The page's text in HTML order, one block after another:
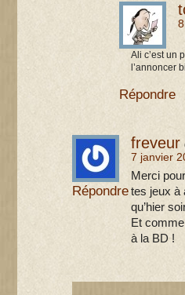
Ali c’est un
l’annoncer
Répondre
freveur
7 janvier
Merci
tes jeux à
qu’hier
Et
à la BD !
Répondre